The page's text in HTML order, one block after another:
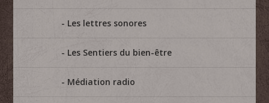
Les lettres sonores
Les Sentiers du bien-être
Médiation radio